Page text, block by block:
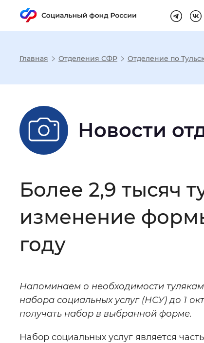
Настройка
Размер шрифта
Шрифт
Интервал между буквами :
Звуковой ассистент:
Главная Отделения СФР Отделение по
Новости
Более 2,9 тысяч
изменение
году
Напоминаем о необходимости
набора социальных услуг (НСУ) до 1
получать набор в выбранной форме.
Набор социальных услуг является